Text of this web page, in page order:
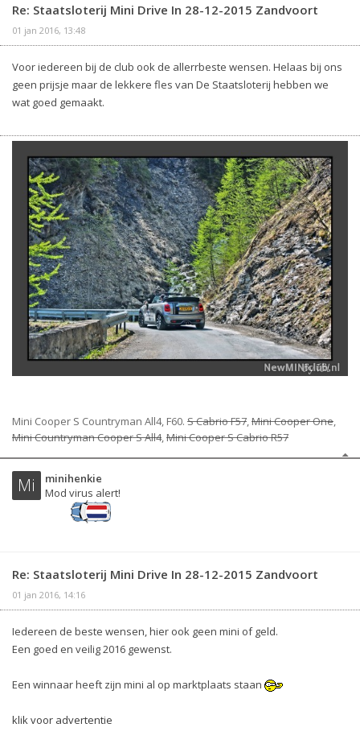
Re: Staatsloterij Mini Drive In 28-12-2015 Zandvoort
01 jan 2016, 13:48
Voor iedereen bij de club ook de allerrbeste wensen. Helaas bij ons
geen prijsje maar de lekkere fles van De Staatsloterij hebben we
wat goed gemaakt.
Mini Cooper S Countryman All4, F60. S Cabrio F57 Mini Cooper One
Mini Countryman Cooper S All4, Mini Cooper S Cabrio R57
Mi
minihenkie
Mod virus alert!
Re: Staatsloterij Mini Drive In 28-12-2015 Zandvoort
01 jan 2016, 14:16
Iedereen de beste wensen, hier ook geen mini of geld.
Een goed en veilig 2016 gewenst.
Een winnaar heeft zijn mini al op marktplaats staan
klik voor advertentie